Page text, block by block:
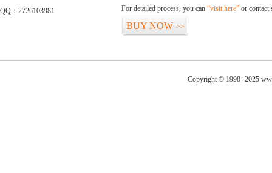
QQ：2726103981
For detailed process, you can “visit here” or contact
BUY NOW >>
Copyright © 1998 -2025